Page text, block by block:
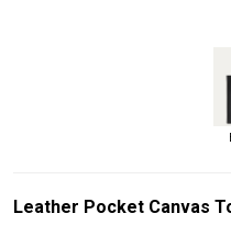
Leather Pocket Canvas